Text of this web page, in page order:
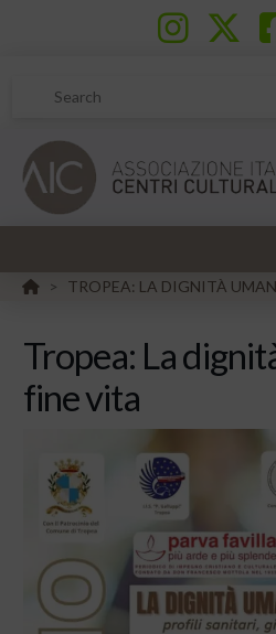
Search
HOME
> TROPEA: LA DIGNITÀ
Tropea: La
fine vita